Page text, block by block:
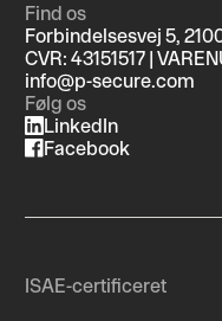
Find os
Forbindelsesvej 5,
CVR: 43151517 |
info@p-secure.com
Følg os
LinkedIn
Facebook
ISAE-certificeret